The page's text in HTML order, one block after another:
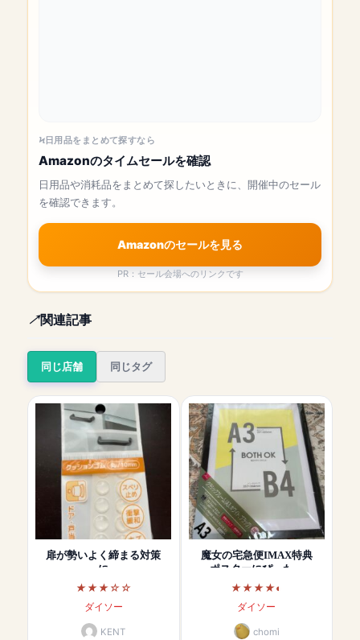
日用品をまとめて探すなら
Amazonのタイムセールを確認
日用品や消耗品をまとめて探したいときに、開催中のセール
を確認できます。
Amazonのセールを見る
PR：セール会場へのリンクです
関連記事
同じ店舗 同じタグ
扉が勢いよく締まる対策
に
ダイソー
KENT
魔女の宅急便IMAX特典
ポスターにぴった…
ダイソー
chomi